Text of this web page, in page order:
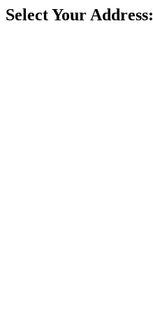
Select Your Address: